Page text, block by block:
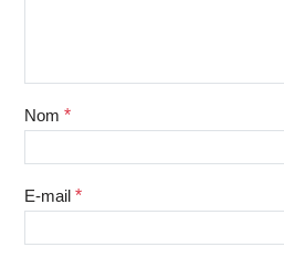
Nom *
E-mail *